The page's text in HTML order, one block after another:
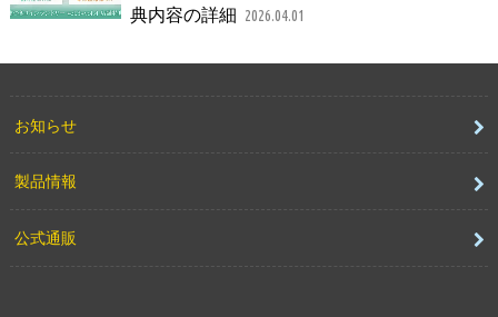
典内容の詳細 2026.04.01
お知らせ
製品情報
公式通販